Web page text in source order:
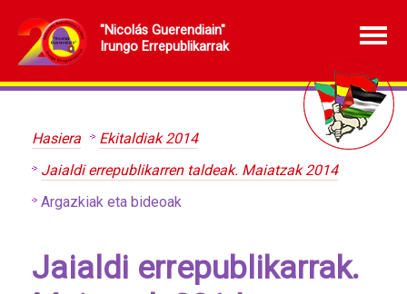
"Nicolás Guerendiain"
Irungo Errepublikarrak
Hasiera
Ekitaldiak 2014
Jaialdi errepublikarren taldeak. Maiatzak 2014
Argazkiak eta bideoak
Jaialdi errepublikarrak.